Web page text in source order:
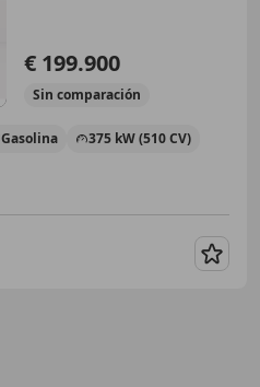
€ 199.900
Sin comparación
Gasolina 375 kW (510 CV)